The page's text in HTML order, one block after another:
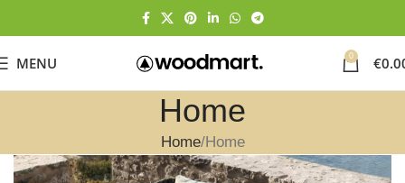
MENU 0 €
Home
Home Home